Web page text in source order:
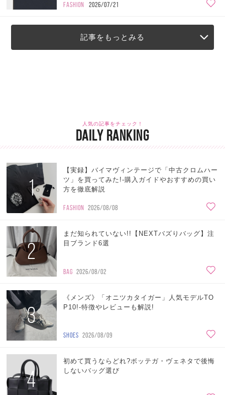
FASHION 2026/07/21
記事をもっとみる
人気の記事をチェック！
DAILY RANKING
1
【実録】バイマヴィンテージで「中古クロムハー
ツ」を買ってみた!-購入ガイドやおすすめの買い
方を徹底解説
FASHION 2026/08/08
2
まだ知られていない!!【NEXTバズりバッグ】注
目ブランド6選
BAG 2026/08/02
3
《メンズ》「オニツカタイガー」人気モデルTO
P10!-特徴やレビューも解説!
SHOES 2026/08/09
4
初めて買うならどれ?ボッテガ・ヴェネタで後悔
しないバッグ選び